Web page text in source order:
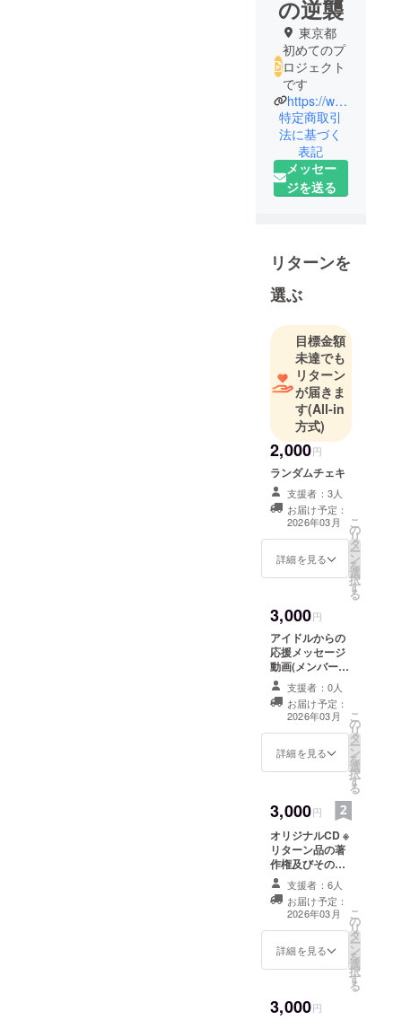
の逆襲
東京都
初めてのプ
ロジェクト
です
https://www.instagram.com/wasejonorevenge?igsh=MWhkcW5kNDd5aXQxZQ%3D%3D&utm_source=qr
特定商取引
法に基づく
表記
メッセー
ジを送る
リターンを
選ぶ
目標金額
未達でも
リターン
が届きま
す(All-in
方式)
2,000円
ランダムチェキ
支援者：3人
お届け予定：
2026年03月
詳細を見る
こ
の
リ
タ
ー
ン
を
選
択
す
る
3,000円
アイドルからの
応援メッセージ
動画(メンバーラ
ンダム×1人) ・
収録時間：30
秒〜1分程度 ・
提供方法：メー
ルにURLを記載
します。
支援者：0人
お届け予定：
2026年03月
詳細を見る
こ
の
リ
タ
ー
ン
を
選
択
す
る
3,000円
オリジナルCD ※
リターン品の著
作権及びその他
法的権利につい
ては、すべてプ
ロジェクトオー
ナーに帰属しま
す。
支援者：6人
お届け予定：
2026年03月
詳細を見る
こ
の
リ
タ
ー
ン
を
選
択
す
る
3,000円